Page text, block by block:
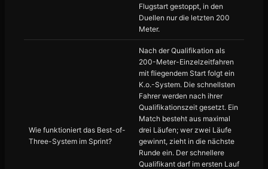
Flugstart gestoppt, in den
Duellen nur die letzten 200
Meter.
Wie funktioniert das Best-of-
Three-System im Sprint?
Nach der Qualifikation als
200-Meter-Einzelzeitfahren
mit fliegendem Start folgt ein
K.o.-System. Die schnellsten
Fahrer werden nach ihrer
Qualifikationszeit gesetzt. Ein
Match besteht aus maximal
drei Läufen; wer zwei Läufe
gewinnt, zieht in die nächste
Runde ein. Der schnellere
Qualifikant darf im ersten Lauf